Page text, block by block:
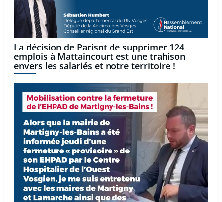
La décision de Parisot de supprimer 124
emplois à Mattaincourt est une trahison
envers les salariés et notre territoire !